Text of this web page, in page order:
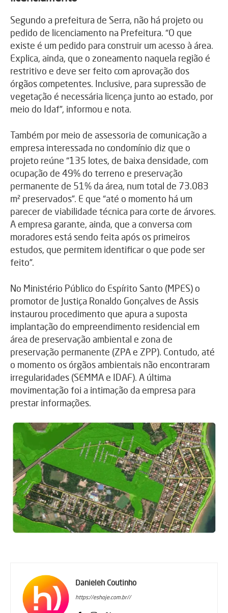
Segundo a prefeitura de Serra, não há projeto ou
pedido de licenciamento na Prefeitura. “O que
existe é um pedido para construir um acesso à área.
Explica, ainda, que o zoneamento naquela região é
restritivo e deve ser feito com aprovação dos
órgãos competentes. Inclusive, para supressão de
vegetação é necessária licença junto ao estado, por
meio do Idaf”, informou e nota.
Também por meio de assessoria de comunicação a
empresa interessada no condomínio diz que o
projeto reúne “135 lotes, de baixa densidade, com
ocupação de 49% do terreno e preservação
permanente de 51% da área, num total de 73.083
m² preservados”. E que “até o momento há um
parecer de viabilidade técnica para corte de árvores.
A empresa garante, ainda, que a conversa com
moradores está sendo feita após os primeiros
estudos, que permitem identificar o que pode ser
feito”.
No Ministério Público do Espírito Santo (MPES) o
promotor de Justiça Ronaldo Gonçalves de Assis
instaurou procedimento que apura a suposta
implantação do empreendimento residencial em
área de preservação ambiental e zona de
preservação permanente (ZPA e ZPP). Contudo, até
o momento os órgãos ambientais não encontraram
irregularidades (SEMMA e IDAF). A última
movimentação foi a intimação da empresa para
prestar informações.
Danieleh Coutinho
https://eshoje.com.br//